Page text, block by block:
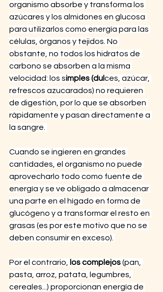
organismo absorbe y transforma los
azúcares y los almidones en glucosa
para utilizarlos como energía para las
células, órganos y tejidos. No
obstante, no todos los hidratos de
carbono se absorben a la misma
velocidad: los simples (dulces, azúcar,
refrescos azucarados) no requieren
de digestión, por lo que se absorben
rápidamente y pasan directamente a
la sangre.
Cuando se ingieren en grandes
cantidades, el organismo no puede
aprovecharlo todo como fuente de
energía y se ve obligado a almacenar
una parte en el hígado en forma de
glucógeno y a transformar el resto en
grasas (es por este motivo que no se
deben consumir en exceso).
Por el contrario, los complejos (pan,
pasta, arroz, patata, legumbres,
cereales...) proporcionan energía de